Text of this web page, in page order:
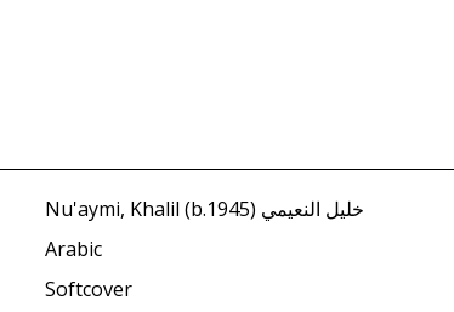
Nu'aymi, Khalil (b.1945) خليل النعيمي
Arabic
Softcover